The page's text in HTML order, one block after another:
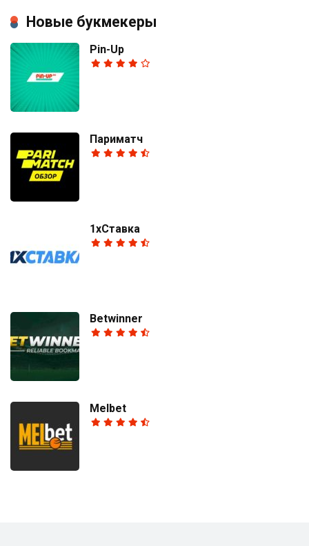
Новые букмекеры
Pin-Up
Париматч
1хСтавка
Betwinner
Melbet